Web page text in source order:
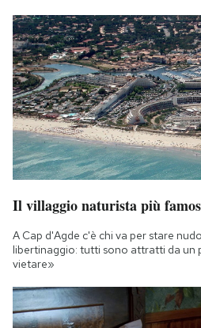
Il villaggio naturista più
A Cap d'Agde c'è chi va per stare
libertinaggio: tutti sono attratti da un
vietare»